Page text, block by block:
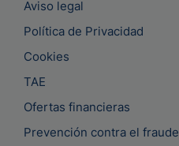
Aviso legal
Política de Privacidad
Cookies
TAE
Ofertas financieras
Prevención contra el fraude